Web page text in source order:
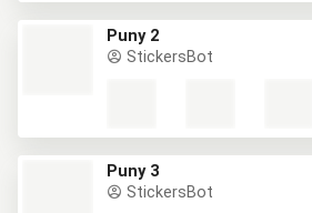
Puny 2
StickersBot
Puny 3
StickersBot